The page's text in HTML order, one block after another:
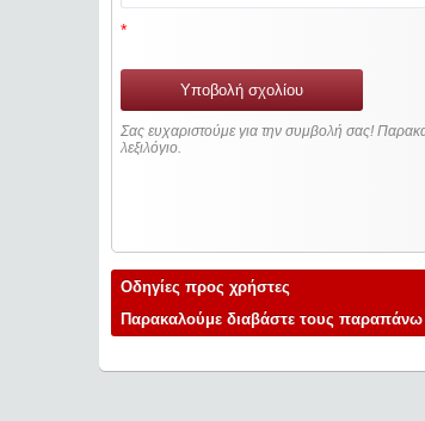
*
Υποβολή σχολίου
Σας ευχαριστούμε για την συμβολή σας!
λεξιλόγιο.
Οδηγίες προς χρήστες
Παρακαλούμε διαβάστε τους